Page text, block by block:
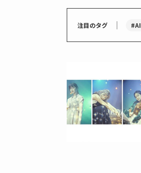
注目のタグ ｜ #AI